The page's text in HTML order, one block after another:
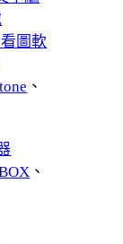
圖軟
、
、